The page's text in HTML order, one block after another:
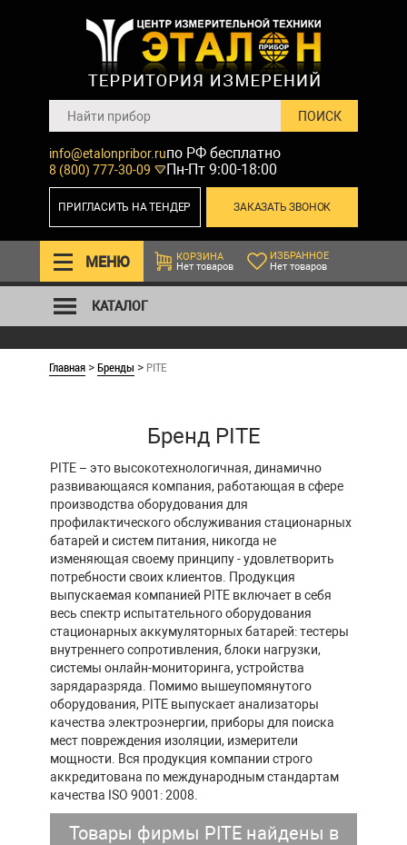
info@etalonpribor.ru
8 (800) 777-30-09
по РФ бесплатно
Пн-Пт 9:00-18:00
ЗАКАЗАТЬ ЗВОНОК
ПРИГЛАСИТЬ НА ТЕНДЕР
МЕНЮ
КОРЗИНА
Нет товаров
ИЗБРАННОЕ
Нет товаров
КАТАЛОГ
Главная >Бренды > PITE
Бренд PITE
PITE – это высокотехнологичная, динамично
развивающаяся компания, работающая в сфере
производства оборудования для
профилактического обслуживания стационарных
батарей и систем питания, никогда не
изменяющая своему принципу - удовлетворить
потребности своих клиентов. Продукция
выпускаемая компанией PITE включает в себя
весь спектр испытательного оборудования
стационарных аккумуляторных батарей: тестеры
внутреннего сопротивления, блоки нагрузки,
системы онлайн-мониторинга, устройства
зарядаразряда. Помимо вышеупомянутого
оборудования, PITE выпускает анализаторы
качества электроэнергии, приборы для поиска
мест повреждения изоляции, измерители
мощности. Вся продукция компании строго
аккредитована по международным стандартам
качества ISO 9001: 2008.
Товары фирмы PITE найдены в